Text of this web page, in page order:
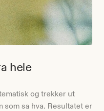
hele
og trekker ut
som sa hva. Resultatet er